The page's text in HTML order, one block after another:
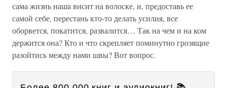
сама жизнь наша висит на волоске, и, предоставь ее
самой себе, перестань кто-то делать усилия, все
оборвется, покатится, развалится… Так на чем и на ком
держится она? Кто и что скрепляет поминутно грозящие
разойтись между нами швы? Вот вопрос.